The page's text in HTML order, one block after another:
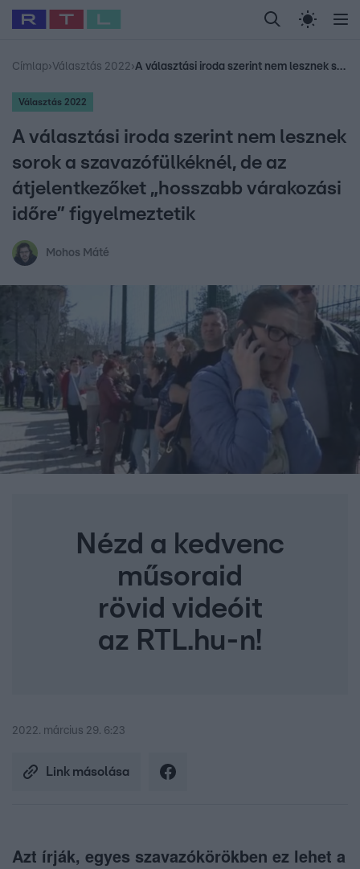
Legfrissebb RTL Híradó Randi Celeb vagyok,
Babits Marcella Most Wanted Gallusz
Címlap›Választás 2022› A választási iroda szerint nem lesznek sorok a szavazófülkéknél, de az átjelentkezőket „hosszabb várakozási időre” figyelmeztetik
Választás 2022
A választási iroda szerint nem lesznek
sorok a szavazófülkéknél, de az
átjelentkezőket „hosszabb várakozási
időre” figyelmeztetik
Mohos Máté
Nézd a kedvenc
műsoraid
rövid videóit
az RTL.hu-n!
2022. március 29. 6:23
Link másolása
Azt írják, egyes szavazókörökben ez lehet a